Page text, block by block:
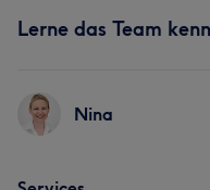
Lerne das Team
Nina